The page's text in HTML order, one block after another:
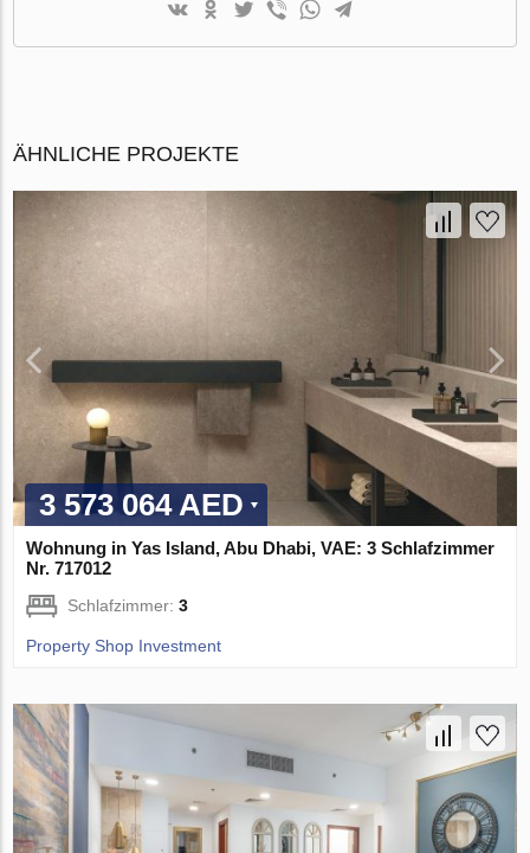
ÄHNLICHE PROJEKTE
3 573 064 AED
Wohnung in Yas Island, Abu Dhabi, VAE: 3 Schlafzimmer
Nr. 717012
Schlafzimmer:3
Property Shop Investment